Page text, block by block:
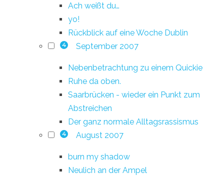
Ach weißt du…
yo!
Rückblick auf eine Woche Dublin
4 September 2007
Nebenbetrachtung zu einem Quickie
Ruhe da oben.
Saarbrücken - wieder ein Punkt zum
Abstreichen
Der ganz normale Alltagsrassismus
4 August 2007
burn my shadow
Neulich an der Ampel